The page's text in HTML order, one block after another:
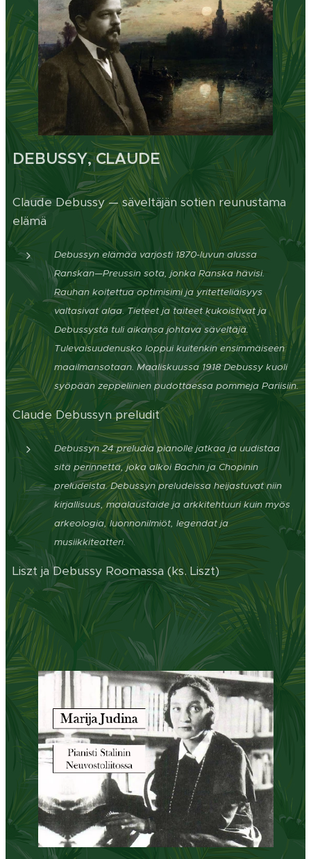
DEBUSSY, CLAUDE
Claude Debussy — säveltäjän sotien reunustama
elämä
Debussyn elämää varjosti 1870-luvun alussa
Ranskan—Preussin sota, jonka Ranska hävisi.
Rauhan koitettua optimisimi ja yritetteliäisyys
valtasivat alaa. Tieteet ja taiteet kukoistivat ja
Debussystä tuli aikansa johtava säveltäjä.
Tulevaisuudenusko loppui kuitenkin ensimmäiseen
maailmansotaan. Maaliskuussa 1918 Debussy kuoli
syöpään zeppeliinien pudottaessa pommeja Pariisiin.
Claude Debussyn preludit
Debussyn 24 preludia pianolle jatkaa ja uudistaa
sitä perinnettä, joka alkoi Bachin ja Chopinin
preludeista. Debussyn preludeissa heijastuvat niin
kirjallisuus, maalaustaide ja arkkitehtuuri kuin myös
arkeologia, luonnonilmiöt, legendat ja
musiikkiteatteri.
Liszt ja Debussy Roomassa (ks. Liszt)